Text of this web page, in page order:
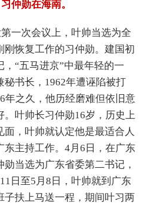
仲勋在海南。
一次会议上，叶帅当选为全
刚恢复工作的习仲勋。建国初
“五马进京”中最年轻的一
书长，1962年遭诬陷被打
年之久，他历经磨难但依旧意
叶帅长习仲勋16岁，历史上
，叶帅就认定他是最适合人
主持工作。4月6日，在广东
当选为广东省委第二书记，
日至5月8日，叶帅就到广东
子扶上马送一程，期间叶习两